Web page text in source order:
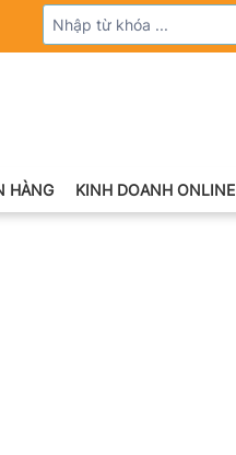
HÀNG KINH DOANH ONLINE